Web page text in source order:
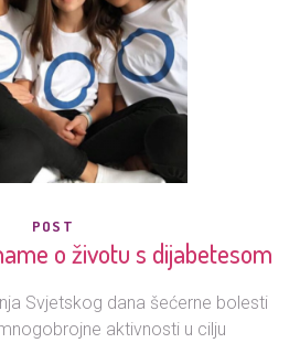
POST
o životu s dijabetesom
Svjetskog dana šećerne bolesti
aktivnosti u cilju